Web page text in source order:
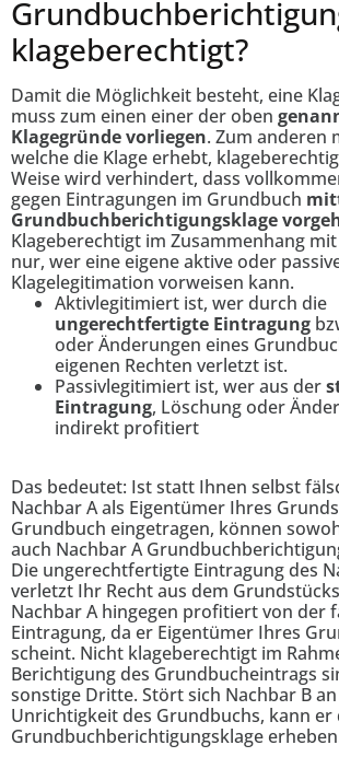
klageberechtigt?
Damit die Möglichkeit besteht, eine
muss zum einen einer der oben
Klagegründe vorliegen. Zum anderen
welche die Klage erhebt,
Weise wird verhindert, dass
gegen Eintragungen im Grundbuch
Grundbuchberichtigungsklage
Klageberechtigt im Zusammenhang
nur, wer eine eigene aktive oder
Klagelegitimation vorweisen kann.
Aktivlegitimiert ist, wer durch die
ungerechtfertigte Eintragung
oder Änderungen eines
eigenen Rechten verletzt ist.
Passivlegitimiert ist, wer aus der
Eintragung, Löschung oder
indirekt profitiert
Das bedeutet: Ist statt Ihnen selbst
Nachbar A als Eigentümer Ihres
Grundbuch eingetragen, können
auch Nachbar A
Die ungerechtfertigte Eintragung des
verletzt Ihr Recht aus dem
Nachbar A hingegen profitiert von der
Eintragung, da er Eigentümer Ihres
scheint. Nicht klageberechtigt im
Berichtigung des Grundbucheintrags
sonstige Dritte. Stört sich Nachbar B
Unrichtigkeit des Grundbuchs, kann er
Grundbuchberichtigungsklage